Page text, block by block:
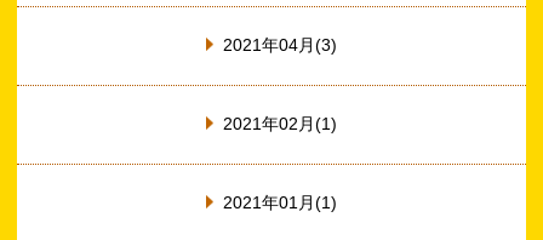
2021年04月(3)
2021年02月(1)
2021年01月(1)